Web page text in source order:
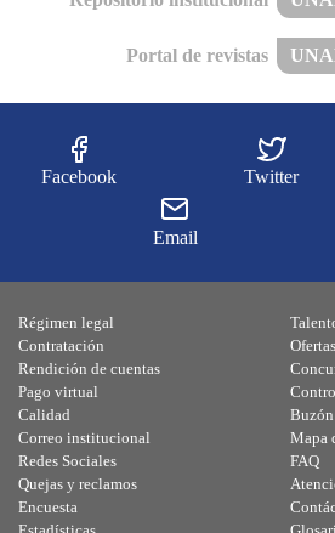
Portal de revistas
Facebook Twitter
Email
Régimen legal
Contratación
Rendición de cuentas
Pago virtual
Calidad
Correo institucional
Redes Sociales
Quejas y reclamos
Encuesta
Mapa
FAQ